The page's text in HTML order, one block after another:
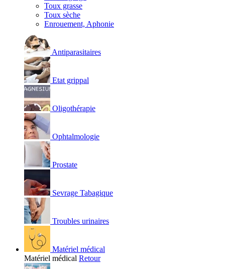
Toux grasse
Toux sèche
Enrouement, Aphonie
Antiparasitaires
Etat grippal
Oligothérapie
Ophtalmologie
Prostate
Sevrage Tabagique
Troubles urinaires
Matériel médical
Matériel médical Retour